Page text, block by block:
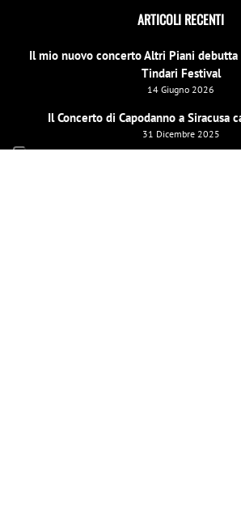
ARTICOLI RECENTI
Il mio nuovo concerto Altri Piani
Tindari Festival
14 Giugno 2026
Il Concerto di Capodanno a Siracusa
31 Dicembre 2025